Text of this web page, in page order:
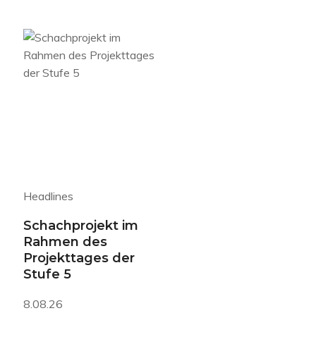
Headlines
Schachprojekt im
Rahmen des
Projekttages der
Stufe 5
8.08.26